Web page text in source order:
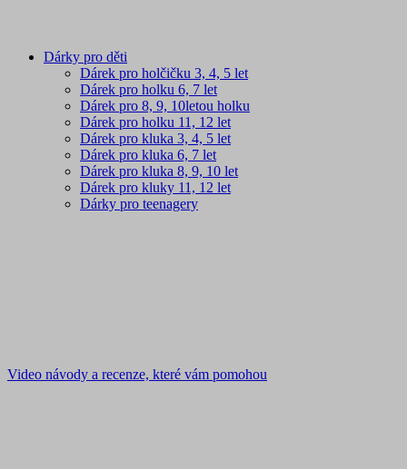
Dárky pro děti
Dárek pro holčičku 3, 4, 5 let
Dárek pro holku 6, 7 let
Dárek pro 8, 9, 10letou holku
Dárek pro holku 11, 12 let
Dárek pro kluka 3, 4, 5 let
Dárek pro kluka 6, 7 let
Dárek pro kluka 8, 9, 10 let
Dárek pro kluky 11, 12 let
Dárky pro teenagery
Video návody a recenze, které vám pomohou